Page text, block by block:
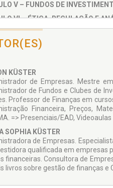
V – FUNDOS DE
VI – ÉTICA, REGULAÇÃO E
VII – PREVIDÊNCIA
esse conteúdo e seus
e dos conteúdos dos diversos
ALVO
que atuam em agências
e orientação dos seus
DAS VIDEOAULAS
deste livro também está
contudo as videoaulasnão
informações sobre
KÜSTER
de Empresas. Mestre
de Fundos e Clubes de
Professor de Finanças em
Finan­ceira, Preços,
=> Presenciais/EAD,
SOPHIA KÜSTER
de Empresas.
qualificada em empresas
financeiras. Consultora de
livros sobre gestão de finanças e